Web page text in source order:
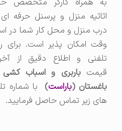
اثاثیه منزل و پرسنل حرفه ای به
درب منزل و محل کار شما در اسرع
وقت امکان پذیر است. برای رزرو
تلفنی و اطلاع دقیق از آخرین
قیمتباربری و اسباب کشی در
باغستان (باراست)با شماره تلفن
های زیر تماس حاصل فرمایید.